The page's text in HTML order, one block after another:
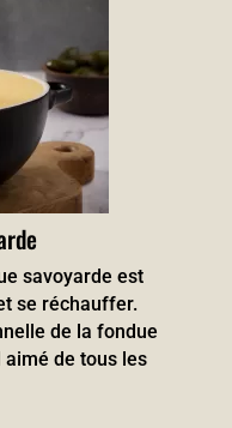
savoyarde est
se réchauffer.
de la fondue
de tous les